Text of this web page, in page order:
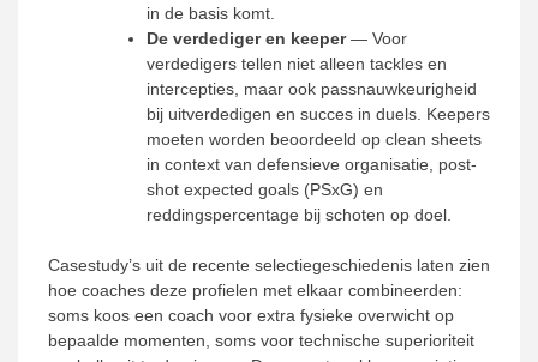
in de basis komt.
De verdediger en keeper— Voor
verdedigers tellen niet alleen tackles en
intercepties, maar ook passnauwkeurigheid
bij uitverdedigen en succes in duels. Keepers
moeten worden beoordeeld op clean sheets
in context van defensieve organisatie, post-
shot expected goals (PSxG) en
reddingspercentage bij schoten op doel.
Casestudy’s uit de recente selectiegeschiedenis laten zien
hoe coaches deze profielen met elkaar combineerden:
soms koos een coach voor extra fysieke overwicht op
bepaalde momenten, soms voor technische superioriteit